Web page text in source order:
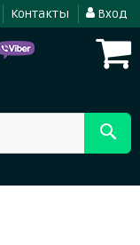
Контакты Вход